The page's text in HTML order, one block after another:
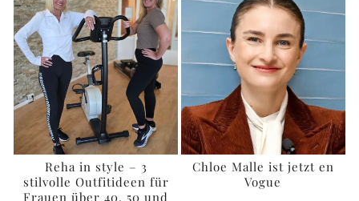
Reha in style – 3
stilvolle Outfitideen für
Frauen über 40, 50 und
Chloe Malle ist jetzt en
Vogue